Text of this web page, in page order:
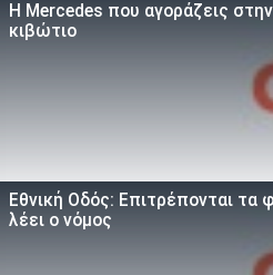
Η Mercedes που αγοράζεις
κιβώτιο
Εθνική Οδός: Επιτρέπονται τα
λέει ο νόμος